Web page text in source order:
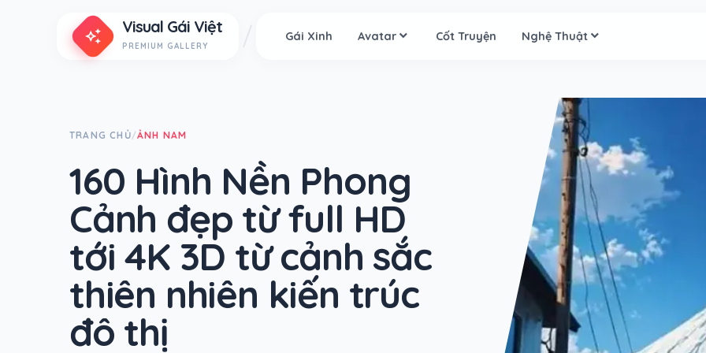
auto_awesome Visual Gái Việt
PREMIUM GALLERY
Gái Xinh Avatar Cốt Truyện Nghệ Thuật
TRANG CHỦ/ẢNH NAM
160 Hình Nền Phong
Cảnh đẹp từ full HD
tới 4K 3D từ cảnh sắc
thiên nhiên kiến trúc
đô thị